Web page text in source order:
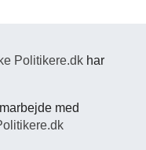
Politikere.dk har
med